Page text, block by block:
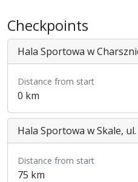
Checkpoints
Hala Sportowa w
Distance from start
0 km
Hala Sportowa w Skale,
Distance from start
75 km